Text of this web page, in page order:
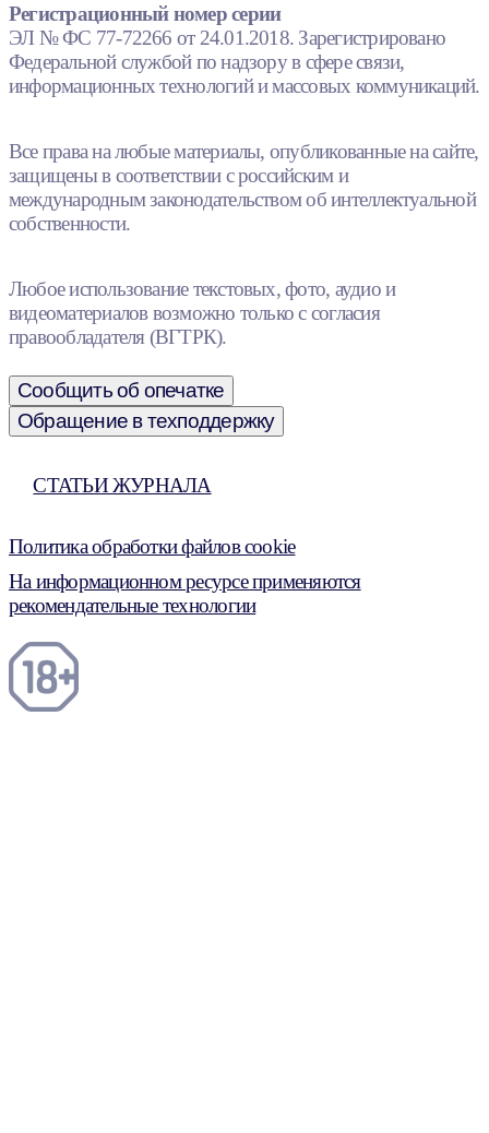
Регистрационный номер серии
ЭЛ № ФС 77-72266 от 24.01.2018. Зарегистрировано
Федеральной службой по надзору в сфере связи,
информационных технологий и массовых коммуникаций.
Все права на любые материалы, опубликованные на сайте,
защищены в соответствии с российским и
международным законодательством об интеллектуальной
собственности.
Любое использование текстовых, фото, аудио и
видеоматериалов возможно только с согласия
правообладателя (ВГТРК).
Сообщить об опечатке
Обращение в техподдержку
СТАТЬИ ЖУРНАЛА
Политика обработки файлов cookie
На информационном ресурсе применяются
рекомендательные технологии